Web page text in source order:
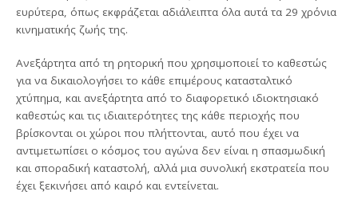
ευρύτερα, όπως εκφράζεται αδιάλειπτα όλα αυτά τα 29 χρόνια
κινηματικής ζωής της.
Ανεξάρτητα από τη ρητορική που χρησιμοποιεί το καθεστώς
για να δικαιολογήσει το κάθε επιμέρους κατασταλτικό
χτύπημα, και ανεξάρτητα από το διαφορετικό ιδιοκτησιακό
καθεστώς και τις ιδιαιτερότητες της κάθε περιοχής που
βρίσκονται οι χώροι που πλήττονται, αυτό που έχει να
αντιμετωπίσει ο κόσμος του αγώνα δεν είναι η σπασμωδική
και σποραδική καταστολή, αλλά μια συνολική εκστρατεία που
έχει ξεκινήσει από καιρό και εντείνεται.